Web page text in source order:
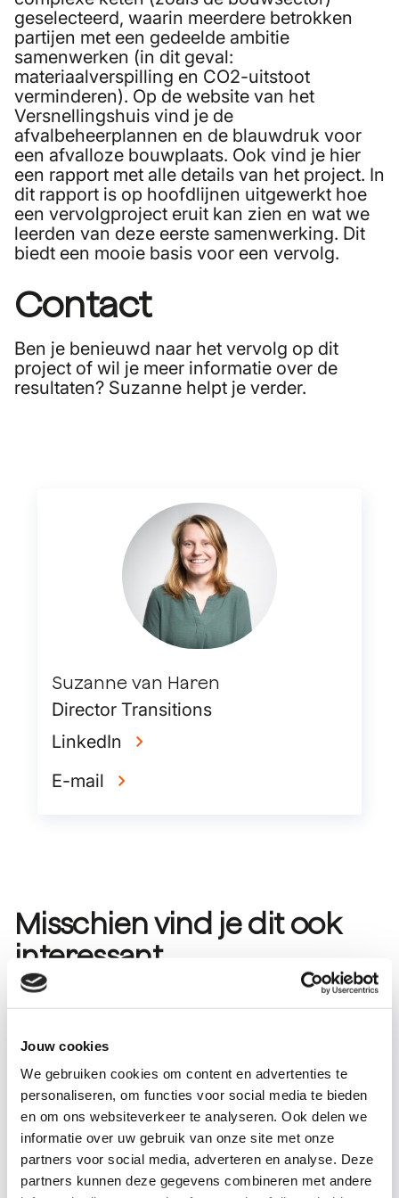
Jouw cookies
We gebruiken cookies om content en advertenties te
personaliseren, om functies voor social media te bieden
en om ons websiteverkeer te analyseren. Ook delen we
informatie over uw gebruik van onze site met onze
partners voor social media, adverteren en analyse. Deze
partners kunnen deze gegevens combineren met andere
geselecteerd, waarin meerdere betrokken
partijen met een gedeelde ambitie
samenwerken (in dit geval:
materiaalverspilling en CO2-uitstoot
verminderen). Op de website van het
Versnellingshuis vind je de
afvalbeheerplannen en de blauwdruk voor
een afvalloze bouwplaats. Ook vind je hier
een rapport met alle details van het project. In
dit rapport is op hoofdlijnen uitgewerkt hoe
een vervolgproject eruit kan zien en wat we
leerden van deze eerste samenwerking. Dit
biedt een mooie basis voor een vervolg.
Contact
Ben je benieuwd naar het vervolg op dit
project of wil je meer informatie over de
resultaten? Suzanne helpt je verder.
Suzanne van Haren
Director Transitions
LinkedIn
E-mail
Misschien vind je dit ook
interessant
Voor Partners